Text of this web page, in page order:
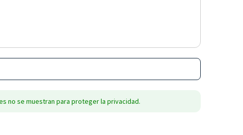
no se muestran para proteger la privacidad.